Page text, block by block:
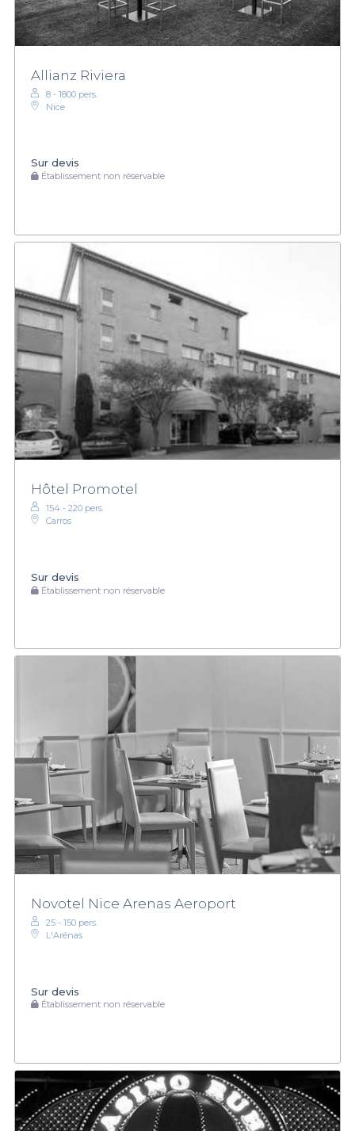
Allianz Riviera
8 - 1800 pers.
Nice
Sur devis
Établissement non réservable
Hôtel Promotel
154 - 220 pers.
Carros
Sur devis
Établissement non réservable
Novotel Nice Arenas Aeroport
25 - 150 pers.
L'Arénas
Sur devis
Établissement non réservable